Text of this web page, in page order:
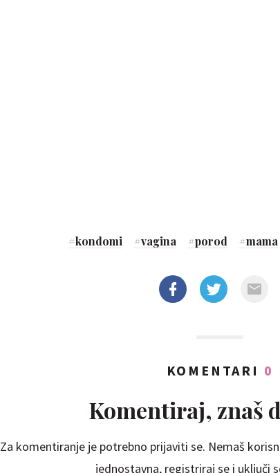
#kondomi #vagina #porod #mama
KOMENTARI 0
Komentiraj, znaš
Za komentiranje je potrebno prijaviti se. Nemaš
jednostavna, registriraj se i uključi